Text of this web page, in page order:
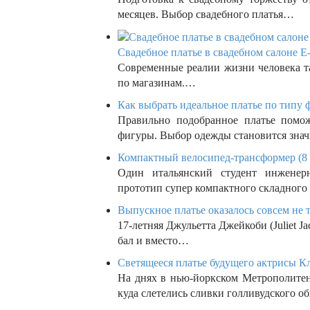
месяцев. Выбор свадебного платья…
Свадебное платье в свадебном салоне
Современные реалии жизни человека
по магазинам.…
Как выбрать идеальное платье по типу
Правильно подобранное платье
фигуры. Выбор одежды становится
Компактный велосипед-трансформер (8
Один итальянский студент
прототип супер компактного
Выпускное платье оказалось совсем не
17-летняя Джульетта Джейкоби (Juliet
бал и вместо…
Светящееся платье будущего актрисы
На днях в нью-йоркском
куда слетелись сливки голливудского